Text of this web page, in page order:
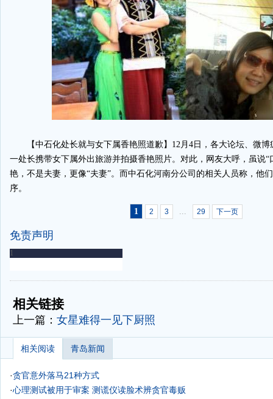
【中石化处长就与女下属香艳照道歉】12月4日，各大论坛、微博
一处长携带女下属外出旅游并拍摄香艳照片。对此，网友大呼，虽说“
艳，不是夫妻，更像“夫妻”。而中石化河南分公司的相关人员称，他
序。
1 2 3 ... 29 下一页
免责声明
-
相关链接
上一篇： 女星难得一见下厨照
相关阅读 青岛新闻
·贪官意外落马21种方式
·心理测试被用于审案 测谎仪读脸术辨贪官毒贩